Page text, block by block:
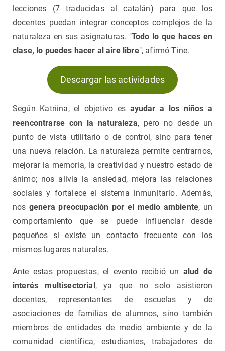
lecciones (7 traducidas al catalán) para que los
docentes puedan integrar conceptos complejos de la
naturaleza en sus asignaturas. "Todo lo que haces en
clase, lo puedes hacer al aire libre", afirmó Tine.
Descargar las actividades
Según Katriina, el objetivo es ayudar a los niños a
reencontrarse con la naturaleza, pero no desde un
punto de vista utilitario o de control, sino para tener
una nueva relación. La naturaleza permite centrarnos,
mejorar la memoria, la creatividad y nuestro estado de
ánimo; nos alivia la ansiedad, mejora las relaciones
sociales y fortalece el sistema inmunitario. Además,
nos genera preocupación por el medio ambiente, un
comportamiento que se puede influenciar desde
pequeños si existe un contacto frecuente con los
mismos lugares naturales.
Ante estas propuestas, el evento recibió un alud de
interés multisectorial , ya que no solo asistieron
docentes, representantes de escuelas y de
asociaciones de familias de alumnos, sino también
miembros de entidades de medio ambiente y de la
comunidad científica, estudiantes, trabajadores de